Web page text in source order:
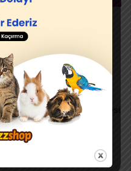
Himalayan Kedisinin En
Belirgin 7 Özelliği ve Bakım
Önerileri
28 Aralık 2020
Kedi Aşı Takvimi [🔥 Kedi
Sağlığı İçin Zorunlu Aşı Listesi
2020 🔥 ]
29 Kasım 2020